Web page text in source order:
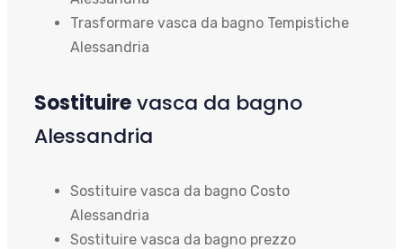
Trasformare vasca da bagno Tempistiche
Alessandria
Sostituirevasca da bagno
Alessandria
Sostituire vasca da bagno Costo
Alessandria
Sostituire vasca da bagno prezzo